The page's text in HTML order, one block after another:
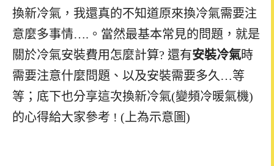
換新冷氣，我還真的不知道原來換冷氣需要注
意麼多事情….。當然最基本常見的問題，就是
關於冷氣安裝費用怎麼計算? 還有安裝冷氣時
需要注意什麼問題、以及安裝需要多久…等
等；底下也分享這次換新冷氣(變頻冷暖氣機)
的心得給大家參考 ! (上為示意圖)